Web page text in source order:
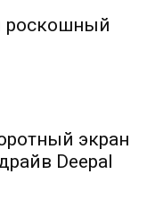
роскошный
экран
Deepal